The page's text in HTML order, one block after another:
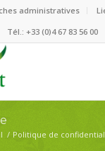
administratives
Tél.: +33 (0)4 67 83 56 00
/ Politique de